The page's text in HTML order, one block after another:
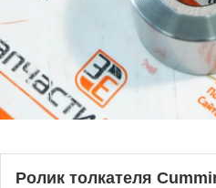
Ролик толкателя